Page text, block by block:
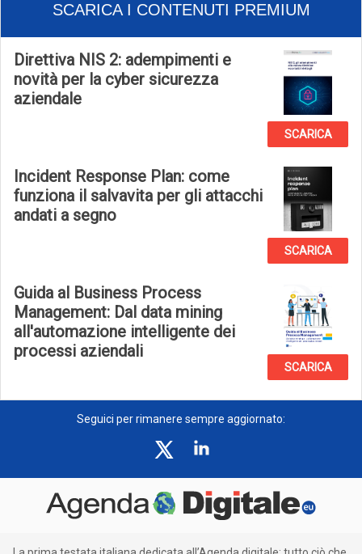
SCARICA I CONTENUTI PREMIUM
Direttiva NIS 2: adempimenti e
novità per la cyber sicurezza
aziendale
SCARICA
Incident Response Plan: come
funziona il salvavita per gli attacchi
andati a segno
SCARICA
Guida al Business Process
Management: Dal data mining
all'automazione intelligente dei
processi aziendali
SCARICA
Seguici per rimanere sempre aggiornato: